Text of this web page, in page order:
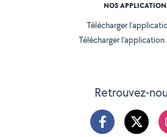
Retrouvez-
NOS
Télécharger
Télécharger